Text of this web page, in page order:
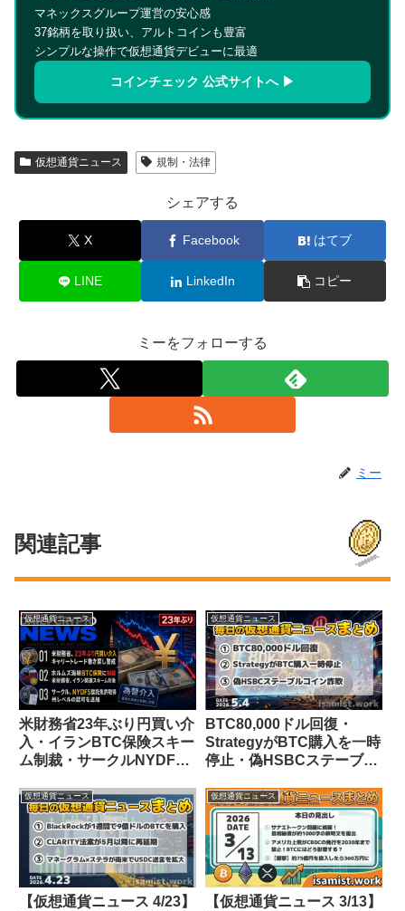
マネックスグループ運営の安心感
37銘柄を取り扱い、アルトコインも豊富
シンプルな操作で仮想通貨デビューに最適
コインチェック 公式サイトへ ▶
仮想通貨ニュース 規制・法律
シェアする
X Facebook はてブ
LINE LinkedIn コピー
ミーをフォローする
ミー
関連記事
仮想通貨ニュース
米財務省23年ぶり円買い介
入・イランBTC保険スキー
ム制裁・サークルNYDFS
ュース 26/8/1】
仮想通貨ニュース
BTC80,000ドル回復・
StrategyがBTC購入を一時
停止・偽HSBCステーブル
ニュース 5/4】
仮想通貨ニュース
【仮想通貨ニュース 4/23】
仮想通貨ニュース
【仮想通貨ニュース 3/13】